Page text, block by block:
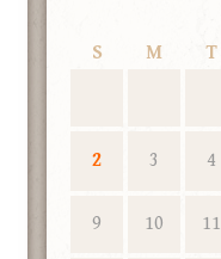
S M T
2 3 4
9 10 11